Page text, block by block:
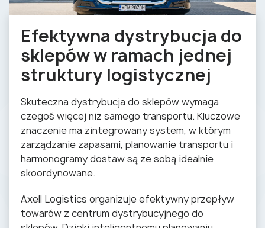
Efektywna dystrybucja do
sklepów w ramach jednej
struktury logistycznej
Skuteczna dystrybucja do sklepów wymaga
czegoś więcej niż samego transportu. Kluczowe
znaczenie ma zintegrowany system, w którym
zarządzanie zapasami, planowanie transportu i
harmonogramy dostaw są ze sobą idealnie
skoordynowane.
Axell Logistics organizuje efektywny przepływ
towarów z centrum dystrybucyjnego do